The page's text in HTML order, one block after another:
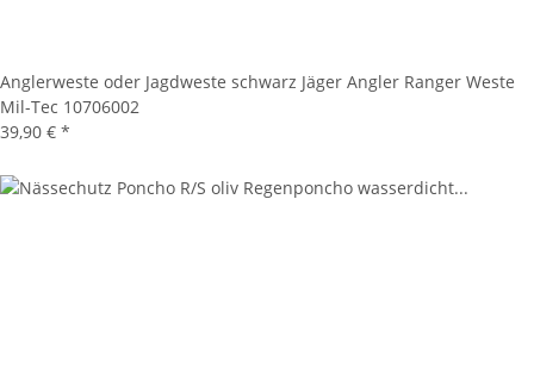
Anglerweste oder Jagdweste schwarz Jäger Angler Ranger Weste
Mil-Tec 10706002
39,90 € *